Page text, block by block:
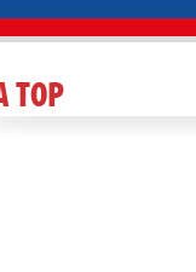
TOP